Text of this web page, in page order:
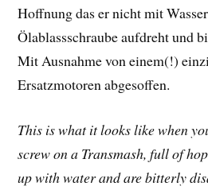
Hoffnung das er nicht mit
Ölablassschraube aufdreht und
Mit Ausnahme von einem(!)
Ersatzmotoren abgesoffen.
This is what it looks like when
screw on a Transmash, full of
up with water and are bitterly